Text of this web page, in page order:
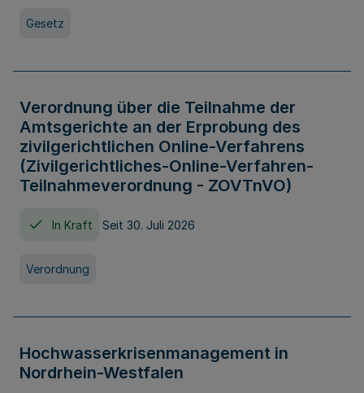
Gesetz
Verordnung über die Teilnahme der
Amtsgerichte an der Erprobung des
zivilgerichtlichen Online-Verfahrens
(Zivilgerichtliches-Online-Verfahren-
Teilnahmeverordnung - ZOVTnVO)
In Kraft Seit 30. Juli 2026
Verordnung
Hochwasserkrisenmanagement in
Nordrhein-Westfalen